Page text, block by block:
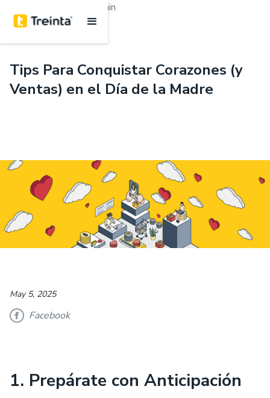
4 min
Tips Para Conquistar Corazones (y
Ventas) en el Día de la Madre
May 5, 2025
Facebook
1. Prepárate con Anticipación